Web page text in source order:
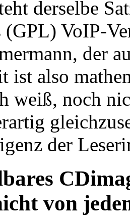
derselbe
(GPL) VoIP-
der
ist also
weiß, noch
der
von